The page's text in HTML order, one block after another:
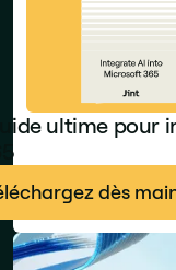
ultime pour
dès